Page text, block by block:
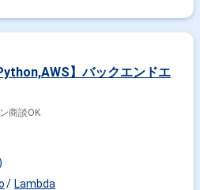
ンな新規開発に関わっていただく想定。
用した商用プロダクトの開発 ・データ
いたダッシュボードの開発 ・ユーザー
ケーションの開発 ・要件定義からデプロ
Redis/Docker/Elasticsearch
・インフ
・その他主要なツー
術は現プロダクトでの標準であり、新
】バックエンドエ
商談OK
Lambda